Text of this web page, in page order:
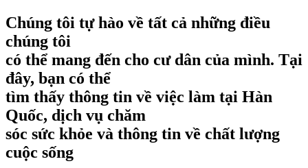
Chúng tôi tự hào về tất cả những điều
chúng tôi
có thể mang đến cho cư dân của mình. Tại
đây, bạn có thể
tìm thấy thông tin về việc làm tại Hàn
Quốc, dịch vụ chăm
sóc sức khỏe và thông tin về chất lượng
cuộc sống